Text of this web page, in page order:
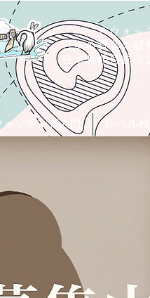
「バードウォッ
日本の野鳥の観
日本鳥類目録
ッチング入門